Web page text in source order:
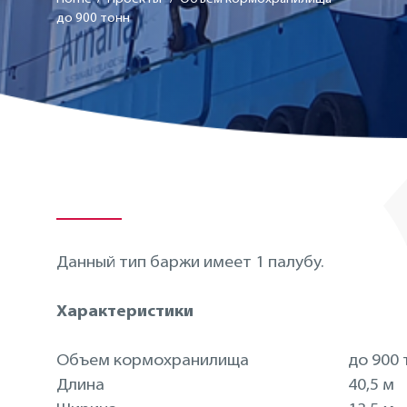
до 900 тонн
Данный тип баржи имеет 1 палубу.
Характеристики
Объем кормохранилища
до 900
Длина
40,5 м